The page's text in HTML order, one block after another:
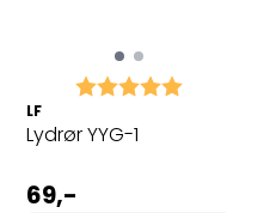
Karakter: 5.0 av 5
LF
Lydrør YYG-1
69,-